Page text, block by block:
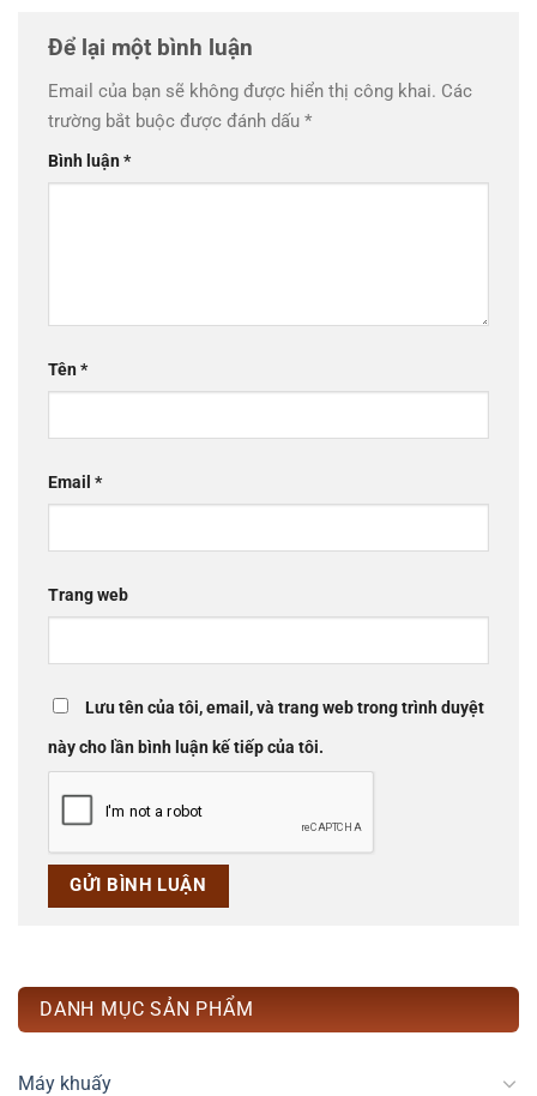
Để lại một bình luận
Email của bạn sẽ không được hiển thị công khai. Các
trường bắt buộc được đánh dấu *
Bình luận*
Tên*
Email *
Trang web
Lưu tên của tôi, email, và trang web trong trình duyệt
này cho lần bình luận kế tiếp của tôi.
DANH MỤC SẢN PHẨM
Máy khuấy